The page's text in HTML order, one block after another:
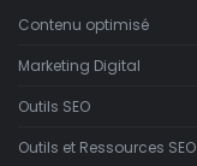
Contenu optimisé
Marketing Digital
Outils SEO
Outils et Ressources SEO